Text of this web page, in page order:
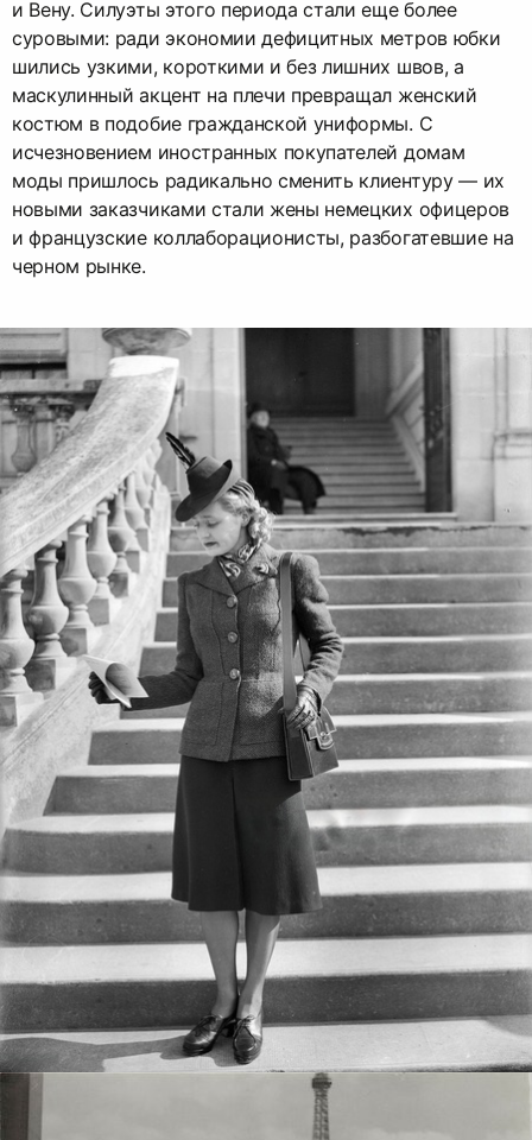
и Вену. Силуэты этого периода стали еще более
суровыми: ради экономии дефицитных метров юбки
шились узкими, короткими и без лишних швов, а
маскулинный акцент на плечи превращал женский
костюм в подобие гражданской униформы. С
исчезновением иностранных покупателей домам
моды пришлось радикально сменить клиентуру — их
новыми заказчиками стали жены немецких офицеров
и французские коллаборационисты, разбогатевшие на
черном рынке.